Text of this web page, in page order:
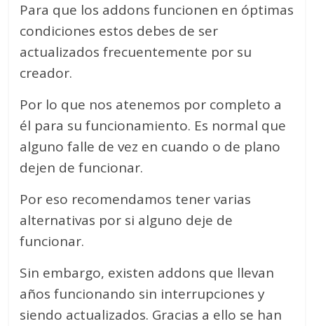
Para que los addons funcionen en óptimas
condiciones estos debes de ser
actualizados frecuentemente por su
creador.
Por lo que nos atenemos por completo a
él para su funcionamiento. Es normal que
alguno falle de vez en cuando o de plano
dejen de funcionar.
Por eso recomendamos tener varias
alternativas por si alguno deje de
funcionar.
Sin embargo, existen addons que llevan
años funcionando sin interrupciones y
siendo actualizados. Gracias a ello se han